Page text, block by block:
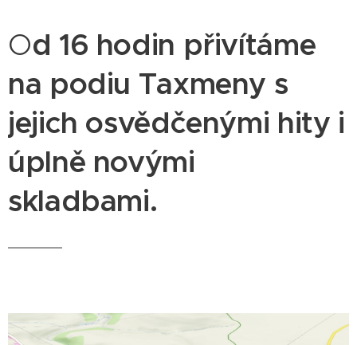
Od 16 hodin přivítáme
na podiu Taxmeny s
jejich osvědčenými hity i
úplně novými
skladbami.